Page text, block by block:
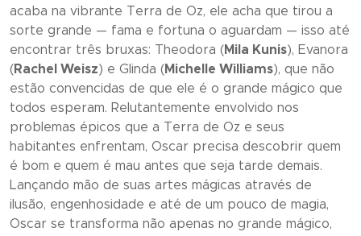
acaba na vibrante Terra de Oz, ele acha que tirou a
sorte grande — fama e fortuna o aguardam — isso até
encontrar três bruxas: Theodora (Mila Kunis), Evanora
(Rachel Weisz) e Glinda (Michelle Williams), que não
estão convencidas de que ele é o grande mágico que
todos esperam. Relutantemente envolvido nos
problemas épicos que a Terra de Oz e seus
habitantes enfrentam, Oscar precisa descobrir quem
é bom e quem é mau antes que seja tarde demais.
Lançando mão de suas artes mágicas através de
ilusão, engenhosidade e até de um pouco de magia,
Oscar se transforma não apenas no grande mágico,